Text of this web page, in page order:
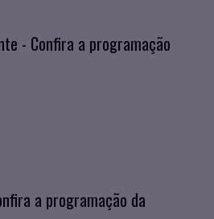
- Confira a programação
a programação da